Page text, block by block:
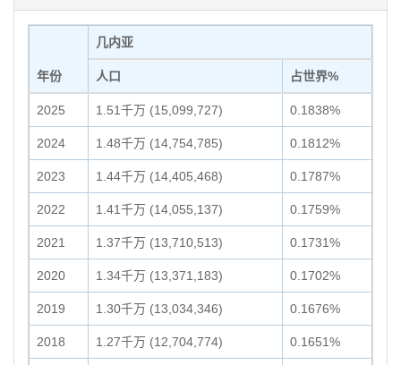
年份
几内亚
人口 占世界%
2025 1.51千万 (15,099,727) 0.1838%
2024 1.48千万 (14,754,785) 0.1812%
2023 1.44千万 (14,405,468) 0.1787%
2022 1.41千万 (14,055,137) 0.1759%
2021 1.37千万 (13,710,513) 0.1731%
2020 1.34千万 (13,371,183) 0.1702%
2019 1.30千万 (13,034,346) 0.1676%
2018 1.27千万 (12,704,774) 0.1651%